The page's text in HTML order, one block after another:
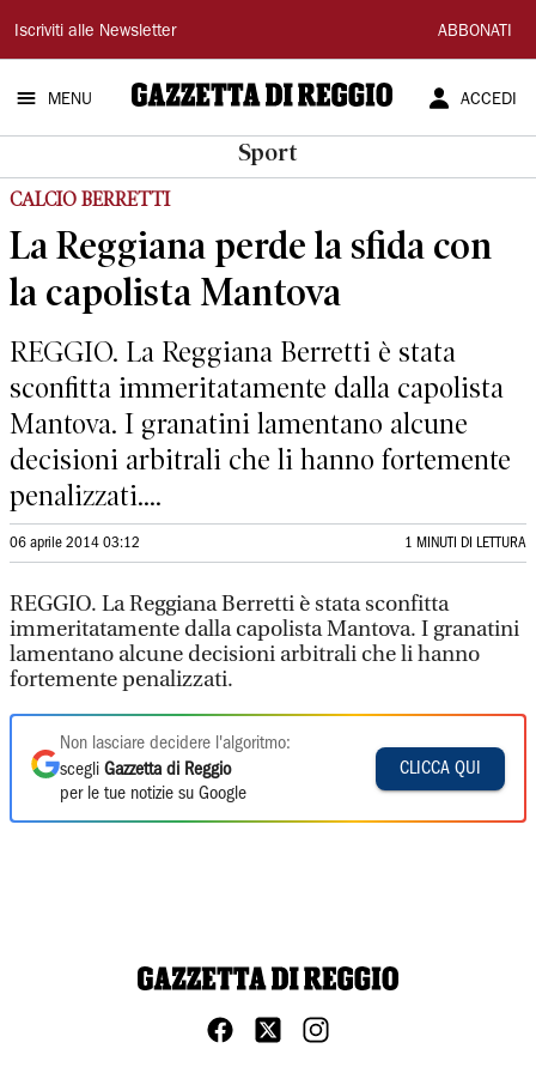
Gazzetta
di
Reggio
Iscriviti alle Newsletter ABBONATI
MENU ACCEDI
Sport
CALCIO BERRETTI
La Reggiana perde la sfida con
la capolista Mantova
REGGIO. La Reggiana Berretti è stata
sconfitta immeritatamente dalla capolista
Mantova. I granatini lamentano alcune
decisioni arbitrali che li hanno fortemente
penalizzati....
06 aprile 2014 03:12 1 MINUTI DI LETTURA
REGGIO. La Reggiana Berretti è stata sconfitta
immeritatamente dalla capolista Mantova. I granatini
lamentano alcune decisioni arbitrali che li hanno
fortemente penalizzati.
Non lasciare decidere l'algoritmo:
scegli Gazzetta di Reggio
per le tue notizie su Google
CLICCA QUI